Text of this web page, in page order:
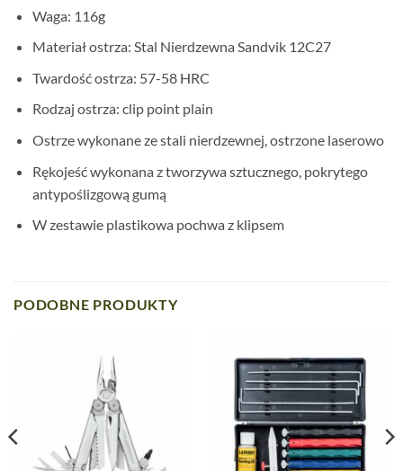
Waga: 116g
Materiał ostrza: Stal Nierdzewna Sandvik 12C27
Twardość ostrza: 57-58 HRC
Rodzaj ostrza: clip point plain
Ostrze wykonane ze stali nierdzewnej, ostrzone laserowo
Rękojeść wykonana z tworzywa sztucznego, pokrytego
antypoślizgową gumą
W zestawie plastikowa pochwa z klipsem
PODOBNE PRODUKTY